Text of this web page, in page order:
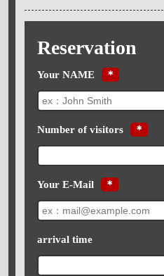
Reservation
Your NAME ＊
Number of visitors ＊
Your E-Mail ＊
arrival time